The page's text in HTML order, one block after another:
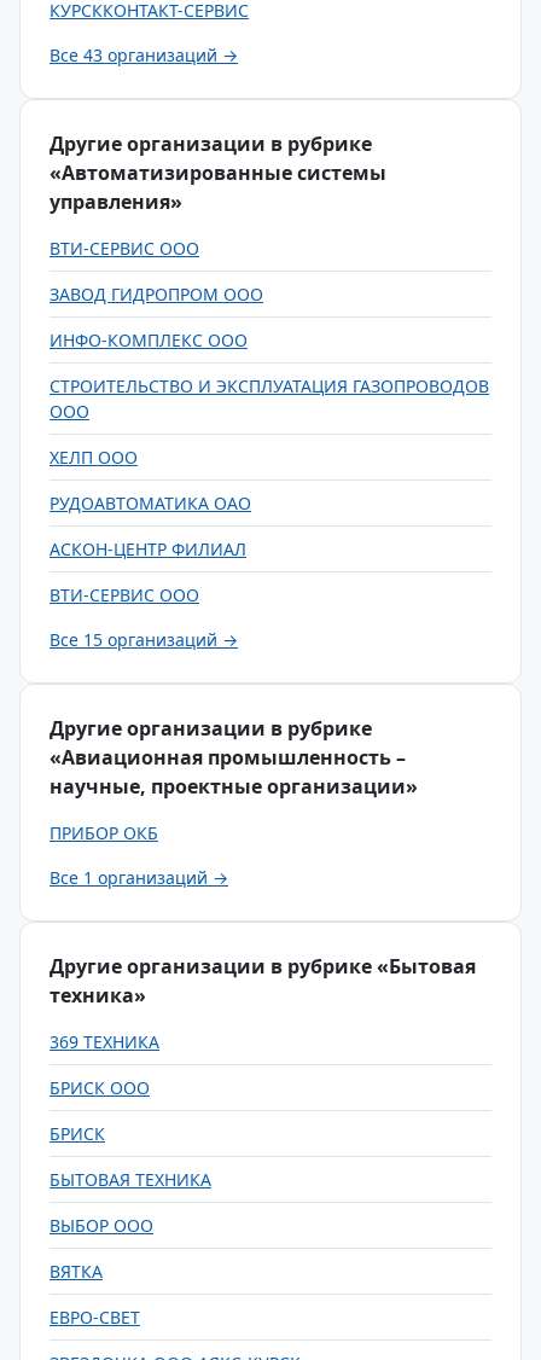
КУРСККОНТАКТ-СЕРВИС
Все 43 организаций →
Другие организации в рубрике
«Автоматизированные системы
управления»
ВТИ-СЕРВИС ООО
ЗАВОД ГИДРОПРОМ ООО
ИНФО-КОМПЛЕКС ООО
СТРОИТЕЛЬСТВО И ЭКСПЛУАТАЦИЯ ГАЗОПРОВОДОВ
ООО
ХЕЛП ООО
РУДОАВТОМАТИКА ОАО
АСКОН-ЦЕНТР ФИЛИАЛ
ВТИ-СЕРВИС ООО
Все 15 организаций →
Другие организации в рубрике
«Авиационная промышленность –
научные, проектные организации»
ПРИБОР ОКБ
Все 1 организаций →
Другие организации в рубрике «Бытовая
техника»
369 ТЕХНИКА
БРИСК ООО
БРИСК
БЫТОВАЯ ТЕХНИКА
ВЫБОР ООО
ВЯТКА
ЕВРО-СВЕТ